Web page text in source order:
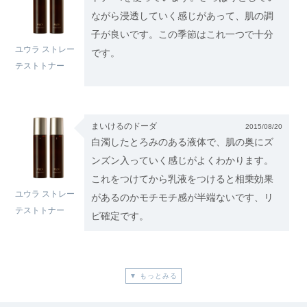
ユウラ ストレー
テストトナー
ながら浸透していく感じがあって、肌の調
子が良いです。この季節はこれ一つで十分
です。
ユウラ ストレー
テストトナー
まいけるのドーダ 2015/08/20
白濁したとろみのある液体で、肌の奥にズ
ンズン入っていく感じがよくわかります。
これをつけてから乳液をつけると相乗効果
があるのかモチモチ感が半端ないです、リ
ピ確定です。
ブースターがよいのは分かっていました、
▼ もっとみる